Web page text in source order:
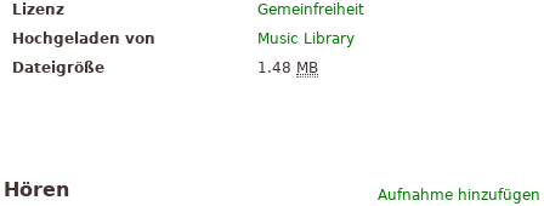
Lizenz
Gemeinfreiheit
Hochgeladen von
Music Library
Dateigröße
1.48 MB
Aufnahme hinzufügen
Hören